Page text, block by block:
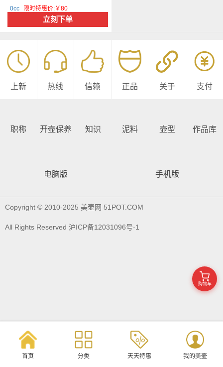
宝 编号28484 美壶定制
0cc 限时特惠价:￥80
立刻下单
首页 分类 天天特惠 我的美壶
上新 热线 信赖 正品 关于 支付
职称 开壶保养 知识 泥料 壶型 作品库
电脑版 手机版
Copyright © 2010-2025 美壶网 51POT.COM
All Rights Reserved 沪ICP备12031096号-1
购物车